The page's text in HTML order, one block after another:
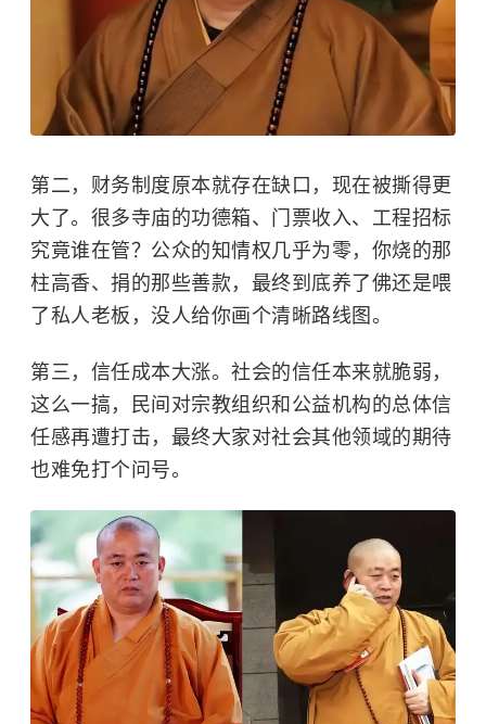
第二，财务制度原本就存在缺口，现在被撕得更
大了。很多寺庙的功德箱、门票收入、工程招标
究竟谁在管？公众的知情权几乎为零，你烧的那
柱高香、捐的那些善款，最终到底养了佛还是喂
了私人老板，没人给你画个清晰路线图。
第三，信任成本大涨。社会的信任本来就脆弱，
这么一搞，民间对宗教组织和公益机构的总体信
任感再遭打击，最终大家对社会其他领域的期待
也难免打个问号。